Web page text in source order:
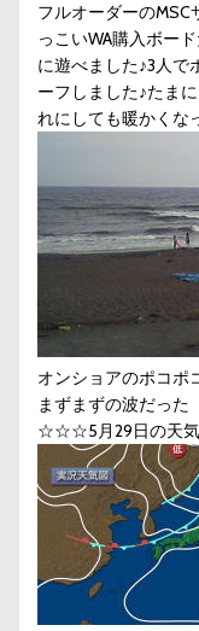
フルオーダーの
っこいWA購入ボー
に遊べました♪3人で
ーフしました♪たま
れにしても暖かくな
オンショアのポコポ
まずまずの波だった
☆☆☆5月29日の天